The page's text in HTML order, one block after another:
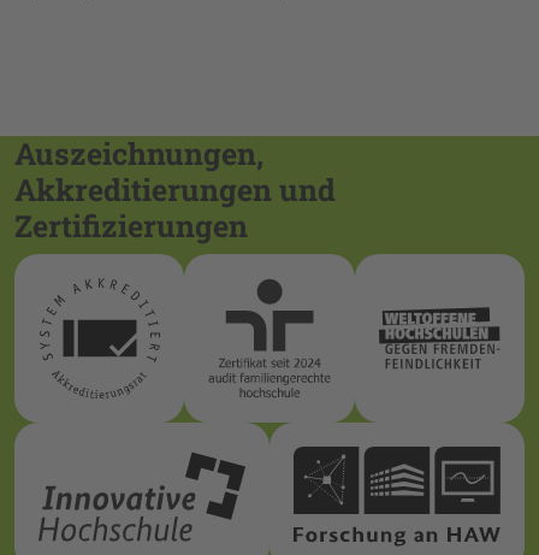
Auszeichnungen,
Akkreditierungen und
Zertifizierungen